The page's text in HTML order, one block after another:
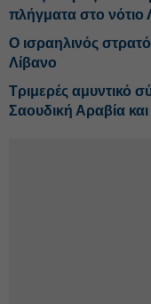
πλήγματα στο νότιο
Ο ισραηλινός
Λίβανο
Τριμερές αμυντικό
Σαουδική Αραβία